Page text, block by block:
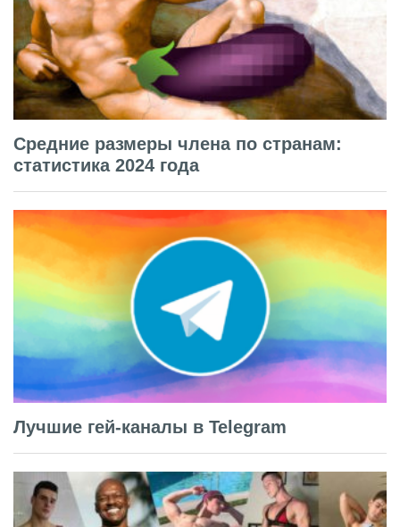
Средние размеры члена по странам:
статистика 2024 года
Лучшие гей-каналы в Telegram